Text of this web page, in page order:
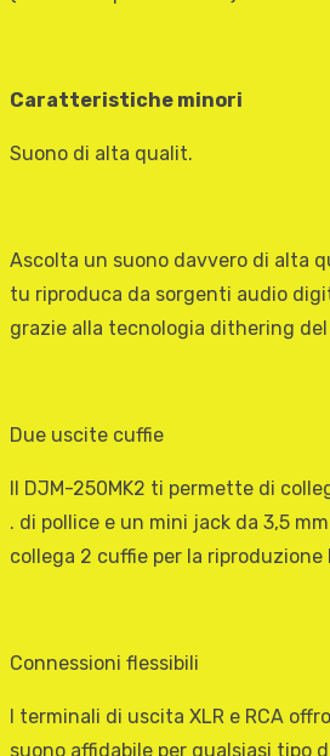
Caratteristiche minori
Suono di alta qualit.
Ascolta un suono davvero di alta
tu riproduca da sorgenti audio
grazie alla tecnologia dithering del
Due uscite cuffie
Il DJM-250MK2 ti permette di
. di pollice e un mini jack da 3,5
collega 2 cuffie per la
Connessioni flessibili
I terminali di uscita XLR e RCA
suono affidabile per qualsiasi tipo